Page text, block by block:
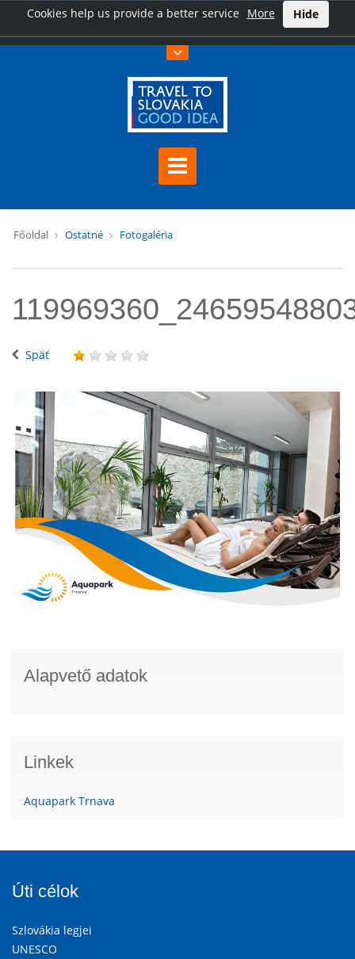
Cookies help us provide a better service More Hide
Főoldal Ostatné Fotogaléria
Späť
Alapvető adatok
Linkek
Aquapark Trnava
Úti célok
Szlovákia legjei
UNESCO